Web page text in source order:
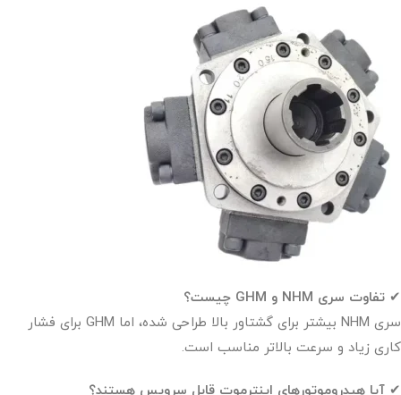
✔ تفاوت سری NHM و GHM چیست؟
سری NHM بیشتر برای گشتاور بالا طراحی شده، اما GHM برای فشار
کاری زیاد و سرعت بالاتر مناسب است.
✔ آیا هیدروموتورهای اینترموت قابل سرویس هستند؟